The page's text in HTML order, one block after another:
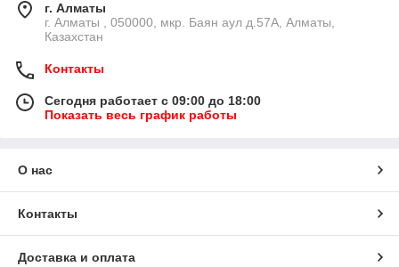
г. Алматы
г. Алматы , 050000, мкр. Баян аул д.57А, Алматы,
Казахстан
Контакты
Сегодня работает с 09:00 до 18:00
Показать весь график работы
О нас
Контакты
Доставка и оплата